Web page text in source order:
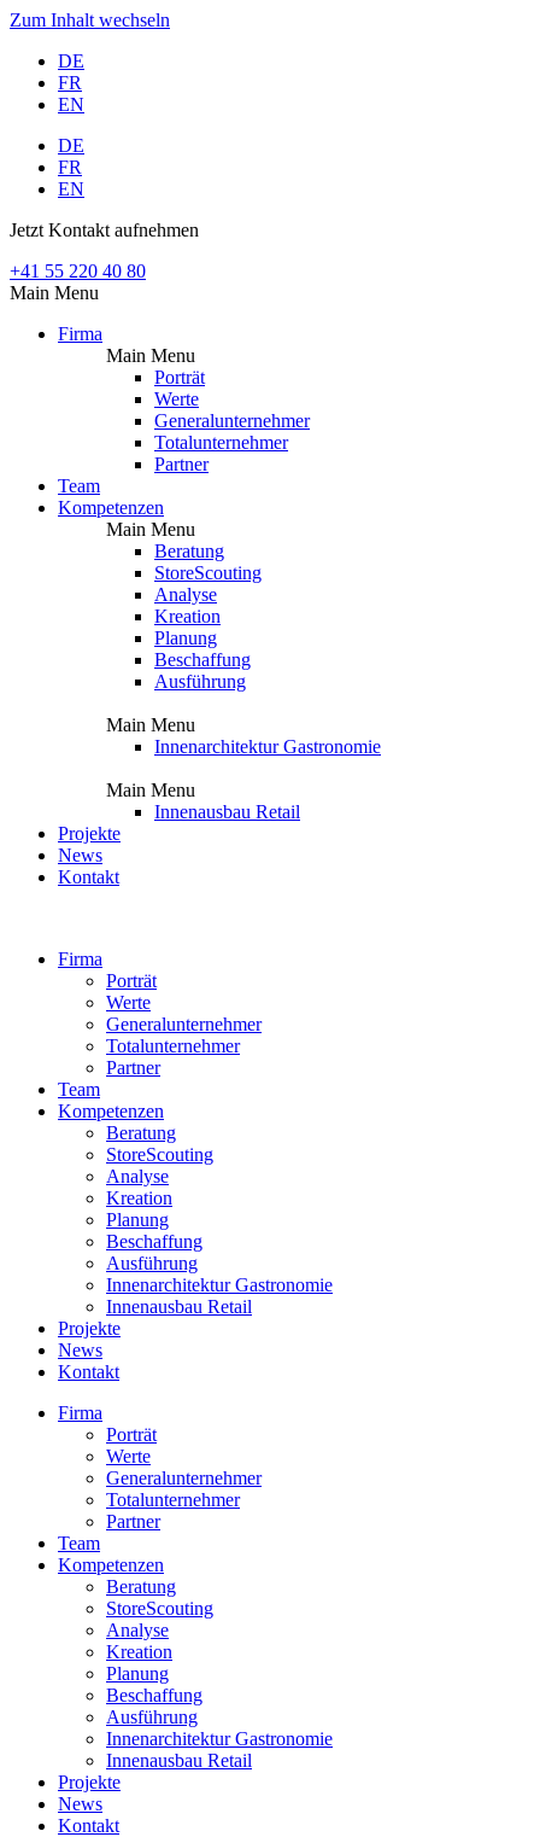
Zum Inhalt wechseln
DE
FR
EN
DE
FR
EN
Jetzt Kontakt aufnehmen
+41 55 220 40 80
Main Menu
Firma
Main Menu
Porträt
Werte
Generalunternehmer
Totalunternehmer
Partner
Team
Kompetenzen
Main Menu
Beratung
StoreScouting
Analyse
Kreation
Planung
Beschaffung
Ausführung
Main Menu
Innenarchitektur Gastronomie
Main Menu
Innenausbau Retail
Projekte
News
Kontakt
Firma
Porträt
Werte
Generalunternehmer
Totalunternehmer
Partner
Team
Kompetenzen
Beratung
StoreScouting
Analyse
Kreation
Planung
Beschaffung
Ausführung
Innenarchitektur Gastronomie
Innenausbau Retail
Projekte
News
Kontakt
Firma
Porträt
Werte
Generalunternehmer
Totalunternehmer
Partner
Team
Kompetenzen
Beratung
StoreScouting
Analyse
Kreation
Planung
Beschaffung
Ausführung
Innenarchitektur Gastronomie
Innenausbau Retail
Projekte
News
Kontakt